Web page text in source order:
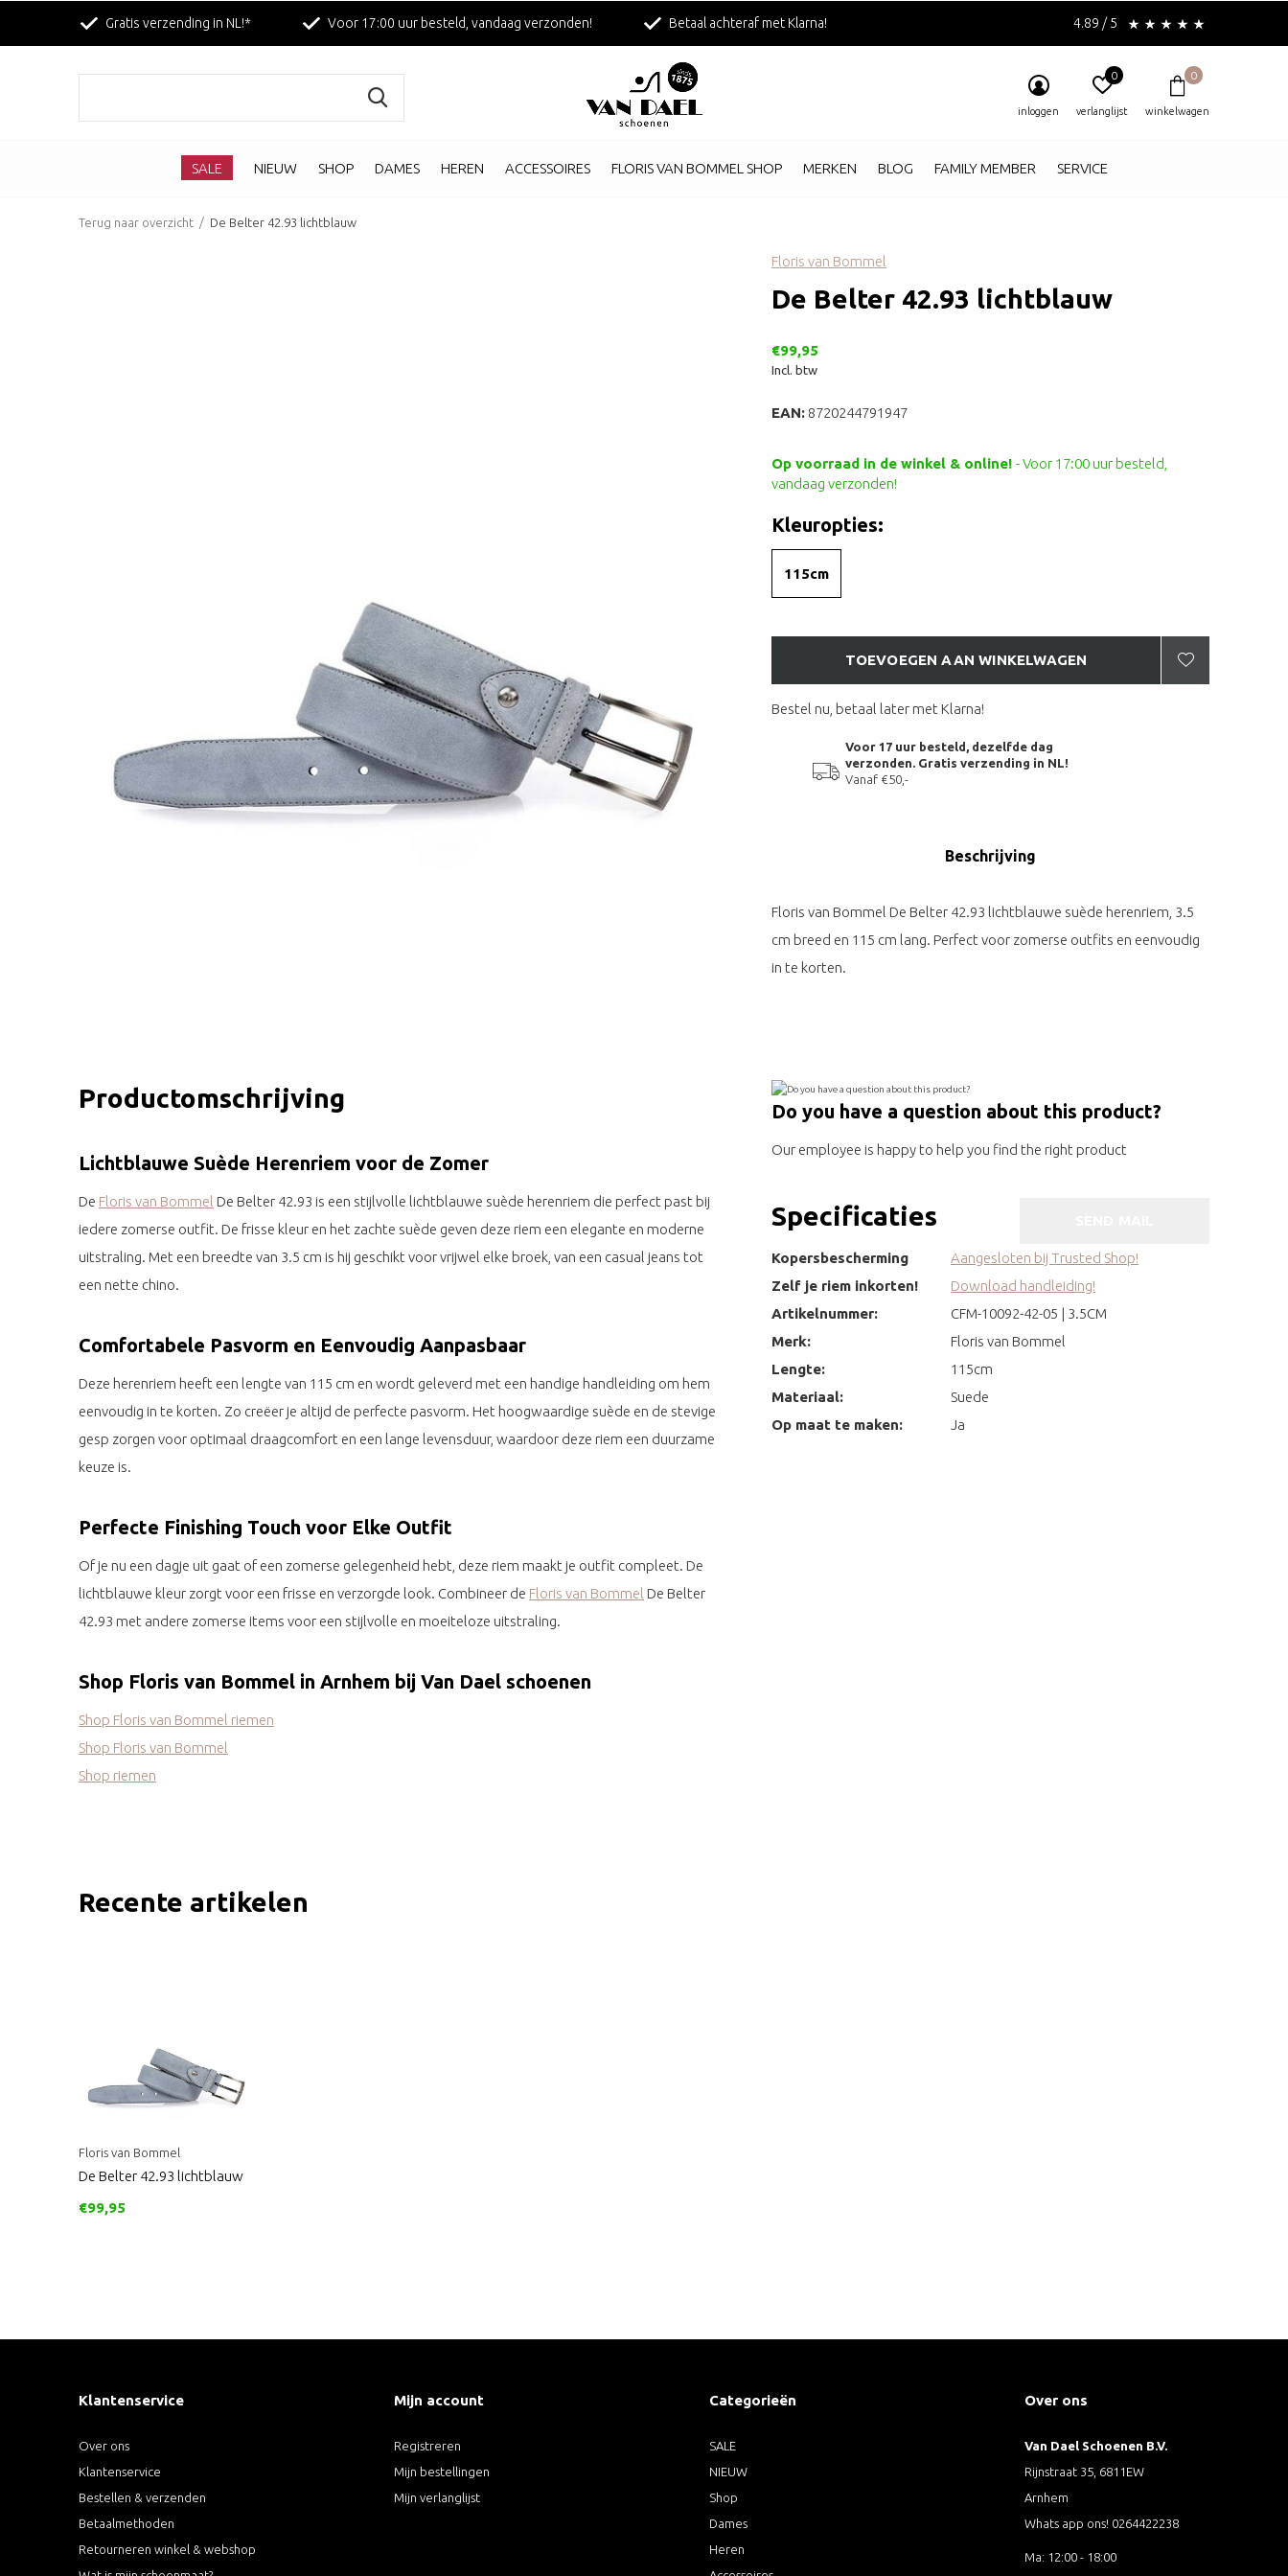
SALE NIEUW SHOP DAMES HEREN ACCESSOIRES FLORIS VAN BOMMEL SHOP MERKEN BLOG FAMILY MEMBER SERVICE
inloggen verlanglijst
0
winkelwagen
0
Gratis verzending in NL!* Voor 17:00 uur besteld, vandaag verzonden! Betaal achteraf met Klarna! 4.89 / 5
Terug naar overzicht De Belter 42.93 lichtblauw
Floris van Bommel
De Belter 42.93 lichtblauw
€99,95
Incl. btw
EAN: 8720244791947
Op voorraad in de winkel & online! - Voor 17:00 uur besteld,
vandaag verzonden!
Kleuropties:
115cm
TOEVOEGEN AAN WINKELWAGEN
Bestel nu, betaal later met Klarna!
Voor 17 uur besteld, dezelfde dag
verzonden. Gratis verzending in NL!
Vanaf €50,-
Beschrijving
Floris van Bommel De Belter 42.93 lichtblauwe suède herenriem, 3.5
cm breed en 115 cm lang. Perfect voor zomerse outfits en eenvoudig
in te korten.
Productomschrijving
Lichtblauwe Suède Herenriem voor de Zomer
De Floris van Bommel De Belter 42.93 is een stijlvolle lichtblauwe suède herenriem die perfect past bij
iedere zomerse outfit. De frisse kleur en het zachte suède geven deze riem een elegante en moderne
uitstraling. Met een breedte van 3.5 cm is hij geschikt voor vrijwel elke broek, van een casual jeans tot
een nette chino.
Comfortabele Pasvorm en Eenvoudig Aanpasbaar
Deze herenriem heeft een lengte van 115 cm en wordt geleverd met een handige handleiding om hem
eenvoudig in te korten. Zo creëer je altijd de perfecte pasvorm. Het hoogwaardige suède en de stevige
gesp zorgen voor optimaal draagcomfort en een lange levensduur, waardoor deze riem een duurzame
keuze is.
Perfecte Finishing Touch voor Elke Outfit
Of je nu een dagje uit gaat of een zomerse gelegenheid hebt, deze riem maakt je outfit compleet. De
lichtblauwe kleur zorgt voor een frisse en verzorgde look. Combineer de Floris van Bommel De Belter
42.93 met andere zomerse items voor een stijlvolle en moeiteloze uitstraling.
Shop Floris van Bommel in Arnhem bij Van Dael schoenen
Shop Floris van Bommel riemen
Shop Floris van Bommel
Shop riemen
Do you have a question about this product?
Our employee is happy to help you find the right product
Specificaties
Kopersbescherming
Aangesloten bij Trusted Shop!
Zelf je riem inkorten!
Download handleiding!
Artikelnummer:
CFM-10092-42-05 | 3.5CM
Merk:
Floris van Bommel
Lengte:
115cm
Materiaal:
Suede
Op maat te maken:
Ja
Recente artikelen
Floris van Bommel
De Belter 42.93 lichtblauw
€99,95
Klantenservice
Over ons
Klantenservice
Bestellen & verzenden
Betaalmethoden
Retourneren winkel & webshop
Mijn account
Registreren
Mijn bestellingen
Mijn verlanglijst
Categorieën
SALE
NIEUW
Shop
Dames
Heren
Over ons
Van Dael Schoenen B.V.
Rijnstraat 35, 6811EW
Arnhem
Whats app ons! 0264422238
Ma: 12:00 - 18:00